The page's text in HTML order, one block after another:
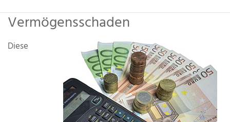
Vermögensschaden
Diese